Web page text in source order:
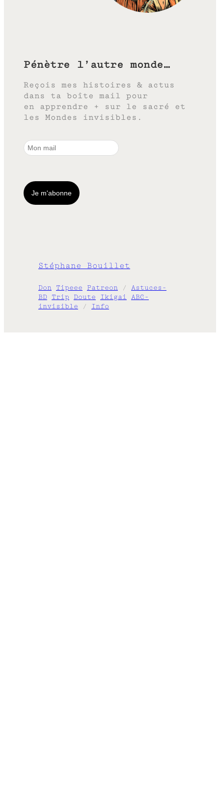
Pénètre l’autre monde…
Reçois mes histoires & actus
dans ta boîte mail pour
en apprendre + sur le sacré et
les Mondes invisibles.
Stéphane Bouillet
Don Tipeee Patreon / Astuces-
BD Trip Doute Ikigai ABC-
invisible / Info